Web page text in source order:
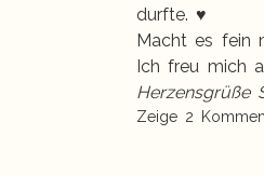
durfte. ♥
Macht es fein
Ich freu mich
Herzensgrüße
Zeige 2